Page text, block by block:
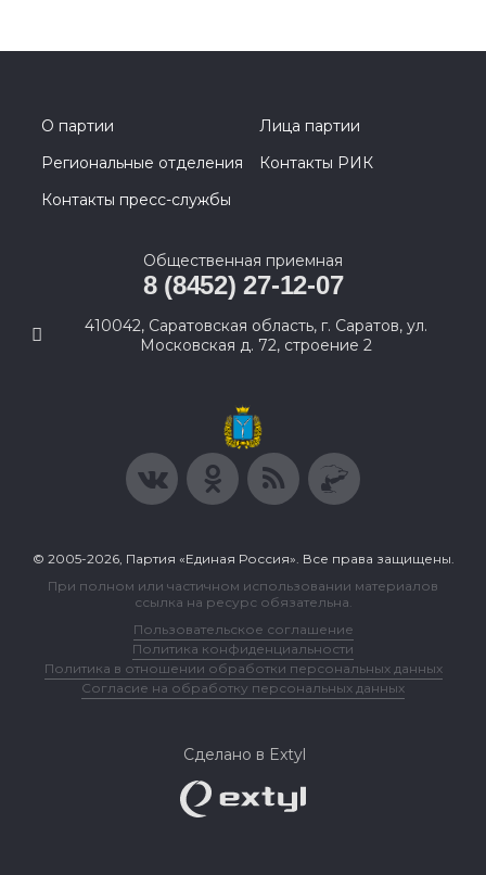
О партии
Лица партии
Региональные отделения
Контакты РИК
Контакты пресс-службы
Общественная приемная
8 (8452) 27-12-07
410042, Саратовская область, г. Саратов, ул.
Московская д. 72, строение 2
© 2005-2026, Партия «Единая Россия». Все права защищены.
При полном или частичном использовании материалов
ссылка на ресурс обязательна.
Пользовательское соглашение
Политика конфиденциальности
Политика в отношении обработки персональных данных
Согласие на обработку персональных данных
Сделано в Extyl